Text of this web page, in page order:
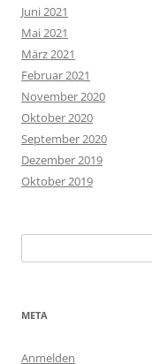
Juni 2021
Mai 2021
März 2021
Februar 2021
November 2020
Oktober 2020
September 2020
Dezember 2019
Oktober 2019
nach:
META
Anmelden